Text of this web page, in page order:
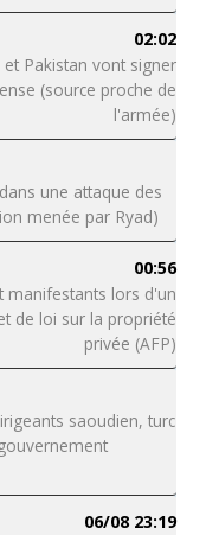
02:02
Pakistan vont signer
(source proche de
l'armée)
une attaque des
menée par Ryad)
00:56
manifestants lors d'un
de loi sur la propriété
privée (AFP)
saoudien, turc
06/08 23:19